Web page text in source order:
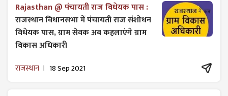
Rajasthan @ पंचायती राज विधेयक पास :
राजस्थान विधानसभा में पंचायती राज ​संशोधन
विधेयक पास, ग्राम सेवक अब कहलाएंगे ग्राम
विकास अधिकारी
राजस्थान 18 Sep 2021